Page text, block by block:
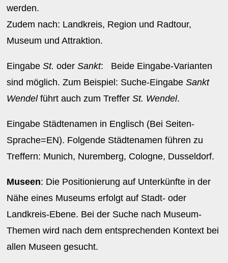
werden.
Zudem nach: Landkreis, Region und Radtour,
Museum und Attraktion.
EingabeSt. oderSankt: Beide Eingabe-Varianten
sind möglich. Zum Beispiel: Suche-EingabeSankt
Wendelführt auch zum TrefferSt. Wendel.
Eingabe Städtenamen in Englisch (Bei Seiten-
Sprache=EN). Folgende Städtenamen führen zu
Treffern: Munich, Nuremberg, Cologne, Dusseldorf.
Museen: Die Positionierung auf Unterkünfte in der
Nähe eines Museums erfolgt auf Stadt- oder
Landkreis-Ebene. Bei der Suche nach Museum-
Themen wird nach dem entsprechenden Kontext bei
allen Museen gesucht.